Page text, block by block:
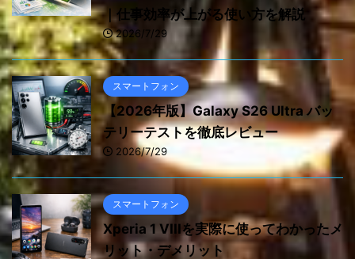
｜仕事効率が上がる使い方を解説
2026/7/29
スマートフォン
【2026年版】Galaxy S26 Ultra バッ
テリーテストを徹底レビュー
2026/7/29
スマートフォン
Xperia 1 VIIIを実際に使ってわかったメ
リット・デメリット